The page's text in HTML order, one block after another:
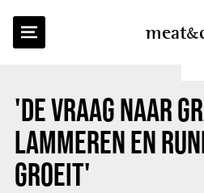
meat
'DE VRAAG NAAR
LAMMEREN EN
GROEIT'
TERUG NAAR OVERZICHT